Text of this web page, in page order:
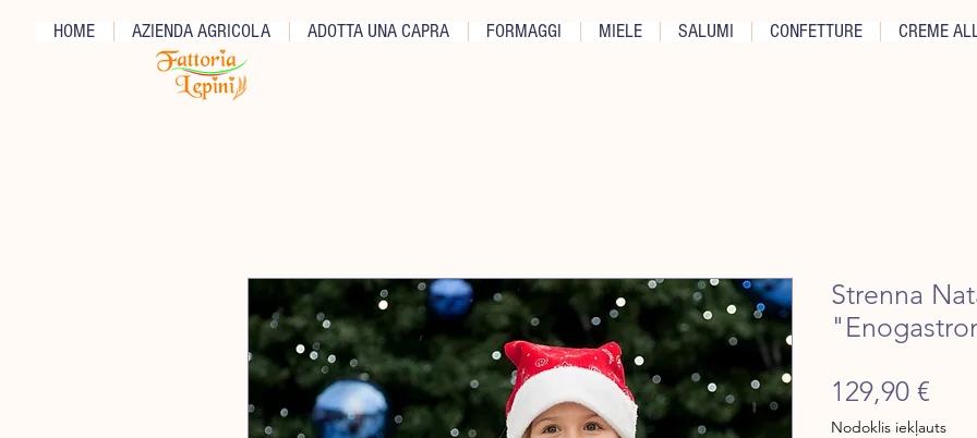
HOME AZIENDA AGRICOLA ADOTTA UNA CAPRA FORMAGGI MIELE SALUMI CONFETTURE CREME
Strenna
129,90 €
Nodoklis iekļauts